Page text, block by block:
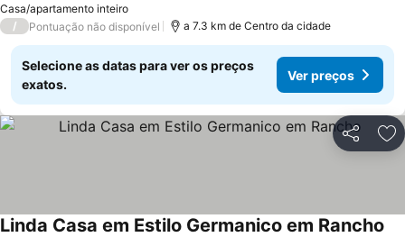
Casa/apartamento inteiro
/ Pontuação não disponível a 7.3 km de Centro da cidade
Selecione as datas para ver os preços
exatos.
Ver preços
Partilhar
Linda Casa em Estilo Germanico em Rancho